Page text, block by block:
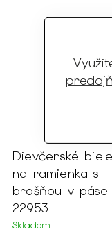
Dievčenské
na ramienka s
brošňou v páse
22953
Skladom